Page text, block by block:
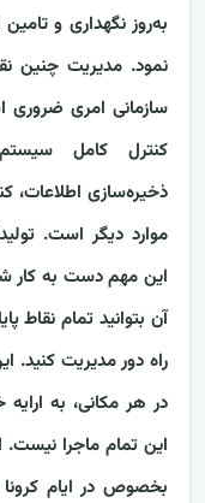
به‌روز نگهداری و
نمود. مدیریت چنین
سازمانی امری
کنترل کامل
ذخیره‌سازی اطلاعات،
موارد دیگر است.
این مهم دست به کار
آن بتوانید تمام نقاط
راه دور مدیریت کنید.
در هر مکانی، به ارایه
این تمام ماجرا نیست.
بخصوص در ایام کرونا